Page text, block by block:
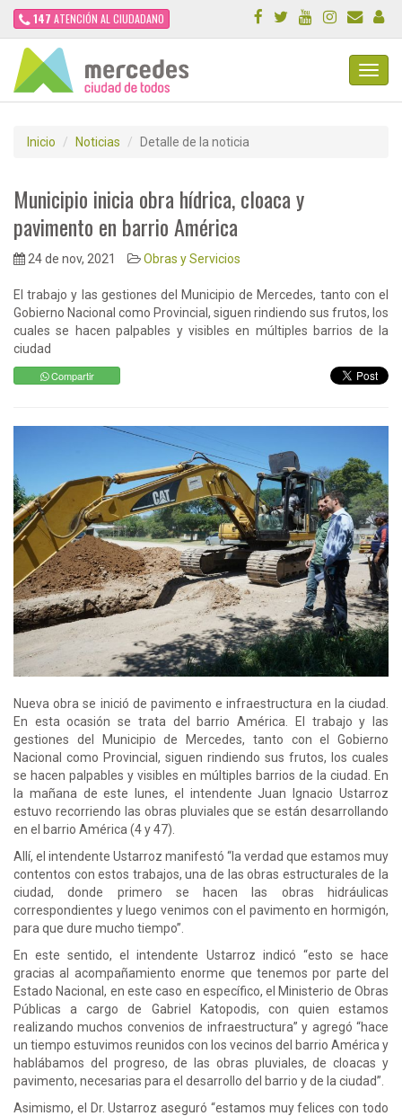
147 ATENCIÓN AL CIUDADANO
Inicio Noticias Detalle de la noticia
Municipio inicia obra hídrica, cloaca y
pavimento en barrio América
24 de nov, 2021 Obras y Servicios
El trabajo y las gestiones del Municipio de Mercedes, tanto con el
Gobierno Nacional como Provincial, siguen rindiendo sus frutos, los
cuales se hacen palpables y visibles en múltiples barrios de la
ciudad
Compartir
Nueva obra se inició de pavimento e infraestructura en la ciudad.
En esta ocasión se trata del barrio América. El trabajo y las
gestiones del Municipio de Mercedes, tanto con el Gobierno
Nacional como Provincial, siguen rindiendo sus frutos, los cuales
se hacen palpables y visibles en múltiples barrios de la ciudad. En
la mañana de este lunes, el intendente Juan Ignacio Ustarroz
estuvo recorriendo las obras pluviales que se están desarrollando
en el barrio América (4 y 47).
Allí, el intendente Ustarroz manifestó “la verdad que estamos muy
contentos con estos trabajos, una de las obras estructurales de la
ciudad, donde primero se hacen las obras hidráulicas
correspondientes y luego venimos con el pavimento en hormigón,
para que dure mucho tiempo”.
En este sentido, el intendente Ustarroz indicó “esto se hace
gracias al acompañamiento enorme que tenemos por parte del
Estado Nacional, en este caso en específico, el Ministerio de Obras
Públicas a cargo de Gabriel Katopodis, con quien estamos
realizando muchos convenios de infraestructura” y agregó “hace
un tiempo estuvimos reunidos con los vecinos del barrio América y
hablábamos del progreso, de las obras pluviales, de cloacas y
pavimento, necesarias para el desarrollo del barrio y de la ciudad”.
Asimismo, el Dr. Ustarroz aseguró “estamos muy felices con todo